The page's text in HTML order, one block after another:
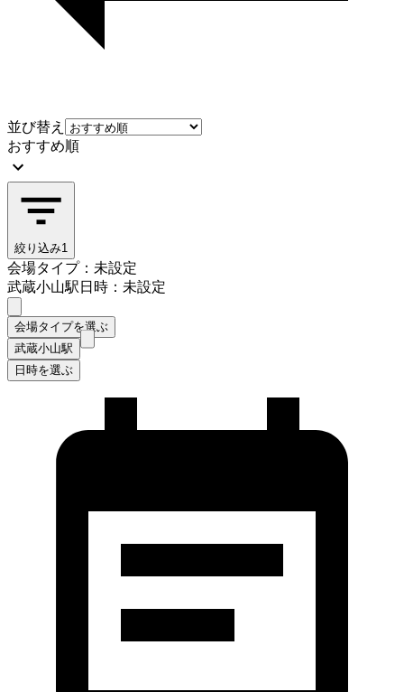
並び替え
おすすめ順
絞り込み1
会場タイプ：未設定
武蔵小山駅日時：未設定
会場タイプを選ぶ
武蔵小山駅
日時を選ぶ